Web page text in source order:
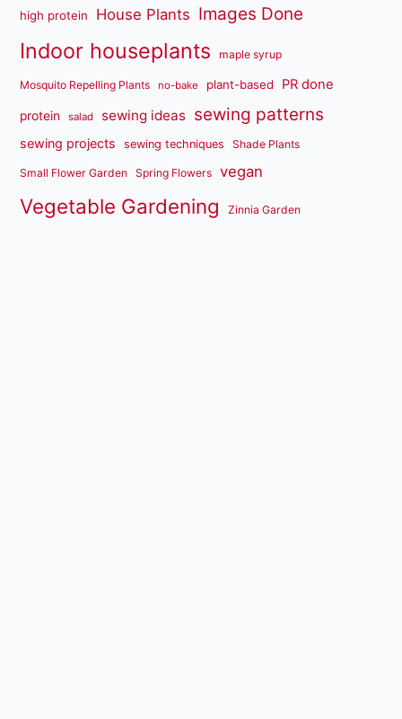
high protein House Plants Images Done
Indoor houseplants maple syrup
Mosquito Repelling Plants no-bake plant-based PR done
protein salad sewing ideas sewing patterns
sewing projects sewing techniques Shade Plants
Small Flower Garden Spring Flowers vegan
Vegetable Gardening Zinnia Garden